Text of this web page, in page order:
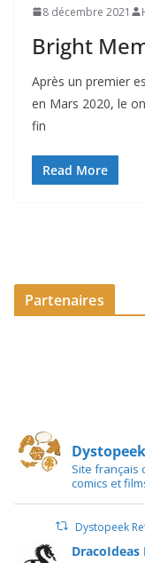
8 décembre 2021
Bright
Après un premier
en Mars 2020, le
fin
Read More
Partenaires
Dystopeek
Site français
comics et
Dystopeek
DracoIdeas